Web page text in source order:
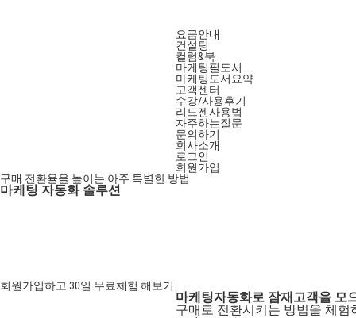
요금안내
컨설팅
컬럼&북
마케팅필도서
마케팅도서요약
고객센터
수강/사용후기
리드젠사용법
자주하는질문
문의하기
회사소개
로그인
회원가입
구매 전환율을 높이는 아주 특별한 방법
마케팅 자동화 솔루션
회원가입하고 30일 무료체험 해보기
마케팅자동화로 잠재고객을 모
구매로 전환시키는 방법을 체험